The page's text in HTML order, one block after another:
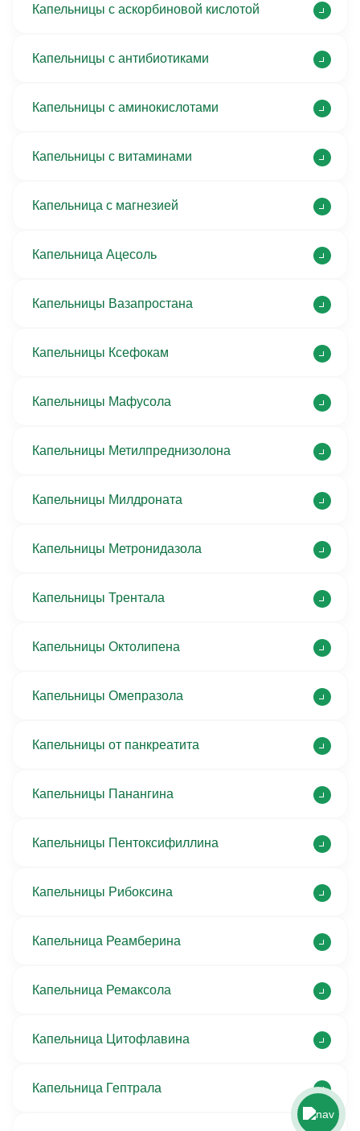
Капельницы с аскорбиновой кислотой
Капельницы с антибиотиками
Капельницы с аминокислотами
Капельницы с витаминами
Капельница с магнезией
Капельница Ацесоль
Капельницы Вазапростана
Капельницы Ксефокам
Капельницы Мафусола
Капельницы Метилпреднизолона
Капельницы Милдроната
Капельницы Метронидазола
Капельницы Трентала
Капельницы Октолипена
Капельницы Омепразола
Капельницы от панкреатита
Капельницы Панангина
Капельницы Пентоксифиллина
Капельницы Рибоксина
Капельница Реамберина
Капельница Ремаксола
Капельница Цитофлавина
Капельница Гептрала